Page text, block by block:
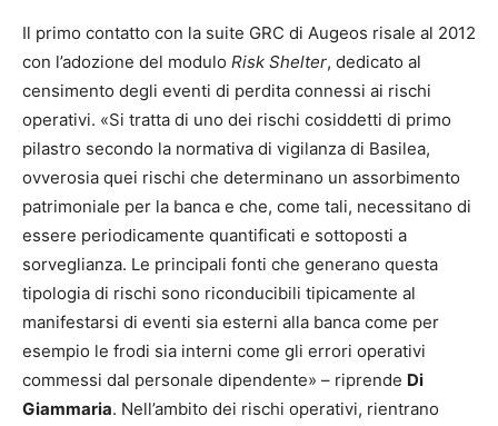
Il primo contatto con la suite GRC di Augeos risale al 2012
con l’adozione del modulo Risk Shelter, dedicato al
censimento degli eventi di perdita connessi ai rischi
operativi. «Si tratta di uno dei rischi cosiddetti di primo
pilastro secondo la normativa di vigilanza di Basilea,
ovverosia quei rischi che determinano un assorbimento
patrimoniale per la banca e che, come tali, necessitano di
essere periodicamente quantificati e sottoposti a
sorveglianza. Le principali fonti che generano questa
tipologia di rischi sono riconducibili tipicamente al
manifestarsi di eventi sia esterni alla banca come per
esempio le frodi sia interni come gli errori operativi
commessi dal personale dipendente» – riprende Di
Giammaria. Nell’ambito dei rischi operativi, rientrano